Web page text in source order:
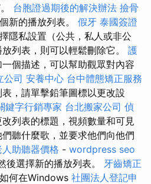
台胞證過期後的解決辦法 撿骨
新的播放列表。 假牙 泰國簽證
隱私設置（公共，私人或非公
列表，則可以輕鬆刪除它。 護
個描述，可以幫助觀眾對內容
公司 安養中心 台中體態矯正服務
，請單擊鉛筆圖標以更改設
鍵字行銷專家 台北搬家公司 偵
列表的標題，視頻數量和可見
聽什麼歌，並要求他們向他們
人助聽器價格 - wordpress seo
後選擇新的播放列表。 牙齒矯正
何在Windows 社團法人登記申